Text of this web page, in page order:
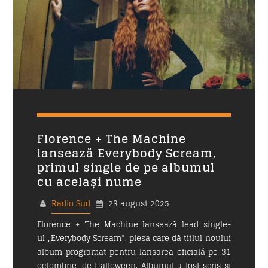
11:00 15:00
Siesta Radio Sud
15:00 19:00
Mituri din sanatate
Povestea Serii
20:00 21:00
Formular Contact
Nume*
Florence + The Machine
lansează Everybody Scream,
primul single de pe albumul
cu același nume
Radio Sud
23 august 2025
Florence + The Machine lansează lead single-
ul „Everybody Scream”, piesa care dă titlul noului
album programat pentru lansarea oficială pe 31